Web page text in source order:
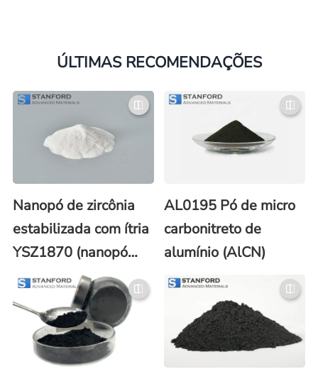
ÚLTIMAS RECOMENDAÇÕES
Nanopó de zircônia
estabilizada com ítria
YSZ1870 (nanopó
YTZP/YSZ)
AL0195 Pó de micro
carbonitreto de
alumínio (AlCN)